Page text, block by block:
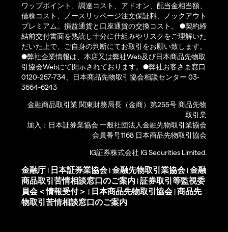
ワップポイント、調達コスト、アドオン、配当金相当額、
借株コスト、ノースリッページ注文保証料、ノックアウト
プレミアム。損益通貨と口座通貨の交換コスト。 ●契約締
結前交付書面を熟読し十分に仕組みやリスクをご理解いた
だいた上で、ご自身の判断にてお取引をお願い致します。
●弊社企業情報は、本店又は弊社Web及び日本商品先物取
引協会Webにて開示されております。●弊社お客さま窓口
0120-257-734、日本商品先物取引協会相談センター 03-
3664-6243
金融商品取引業 関東財務局長（金商）第255号 商品先物
取引業
加入：日本証券業協会 一般社団法人金融先物取引業協会
会員番号1168 日本商品先物取引協会
IG証券株式会社 IG Securities Limited.
金融庁 | 日本証券業協会|金融先物取引業協会|金融
商品取引苦情相談窓口のご案内 |証券取引等監視委
員会＜情報受付＞ | 日本商品先物取引協会|商品先
物取引苦情相談窓口のご案内